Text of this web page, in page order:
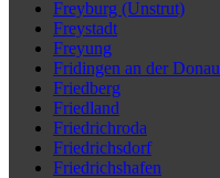
Freyburg (Unstrut)
Freystadt
Freyung
Fridingen an der Donau
Friedberg
Friedland
Friedrichroda
Friedrichsdorf
Friedrichshafen